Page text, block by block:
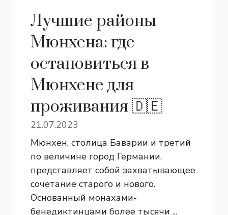
Лучшие районы
Мюнхена: где
остановиться в
Мюнхене для
проживания 🇩🇪
21.07.2023
Мюнхен, столица Баварии и третий
по величине город Германии,
представляет собой захватывающее
сочетание старого и нового.
Основанный монахами-
бенедиктинцами более тысячи ...